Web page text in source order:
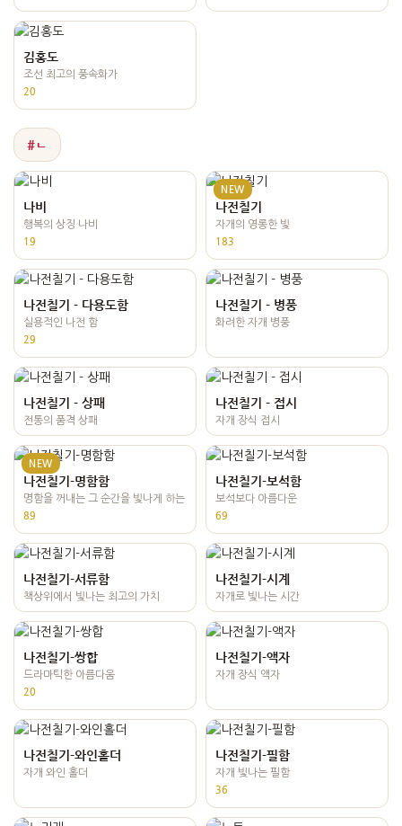
김홍도
조선 최고의 풍속화가
20
#ㄴ
나비
행복의 상징 나비
19
NEW
나전칠기
자개의 영롱한 빛
183
나전칠기 - 다용도함
실용적인 나전 함
29
나전칠기 - 병풍
화려한 자개 병풍
나전칠기 - 상패
전통의 품격 상패
나전칠기 - 접시
자개 장식 접시
NEW
나전칠기-명함함
명함을 꺼내는 그 순간을 빛나게 하는
89
나전칠기-보석함
보석보다 아름다운
69
나전칠기-서류함
책상위에서 빛나는 최고의 가치
나전칠기-시계
자개로 빛나는 시간
나전칠기-쌍합
드라마틱한 아름다움
20
나전칠기-액자
자개 장식 액자
나전칠기-와인홀더
자개 와인 홀더
나전칠기-필함
자개 빛나는 필함
36